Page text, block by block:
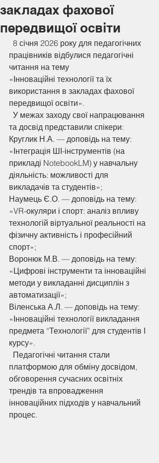
закладах фахової
передвищої освіти
працівників відбулися педагогічні
читання на тему
«Інноваційні технології та їх
використання в закладах фахової
передвищої освіти».
та досвід представили спікери:
Круглик Н.А. — доповідь на тему:
«Інтеграція ШІ-інструментів (на
прикладі NotebookLM) у навчальну
діяльність: можливості для
викладачів та студентів»;
Наумець Є.О. — доповідь на тему:
«VR-окуляри і спорт: аналіз впливу
технологій віртуальної реальності на
фізичну активність і професійний
спорт»;
Воронюк М.В. — доповідь на тему:
«Цифрові інструменти та інноваційні
методи у викладанні дисциплін з
автоматизації»;
Віленська А.Л. — доповідь на тему:
«Інноваційні технології викладання
предмета “Технології” для студентів І
курсу».
платформою для обміну досвідом,
обговорення сучасних освітніх
трендів та впровадження
інноваційних підходів у навчальний
процес.